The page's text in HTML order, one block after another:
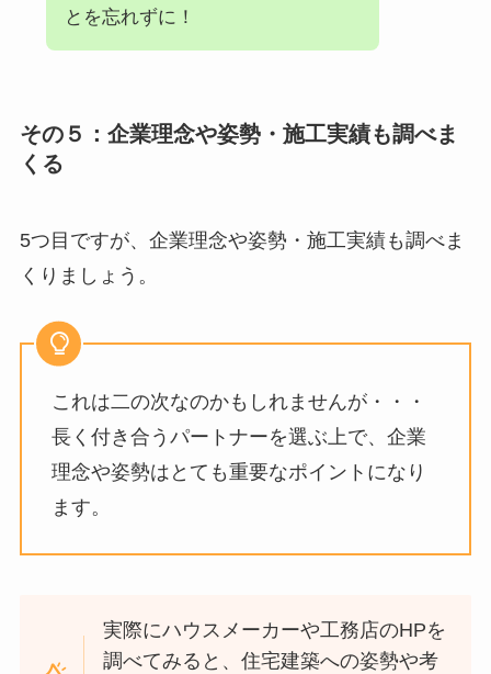
とを忘れずに！
その５：企業理念や姿勢・施工実績も調べま
くる
5つ目ですが、企業理念や姿勢・施工実績も調べま
くりましょう。
これは二の次なのかもしれませんが・・・
長く付き合うパートナーを選ぶ上で、企業
理念や姿勢はとても重要なポイントになり
ます。
実際にハウスメーカーや工務店のHPを
調べてみると、住宅建築への姿勢や考